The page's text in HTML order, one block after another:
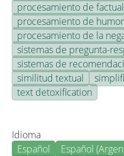
procesamiento de
procesamiento de humor
procesamiento de la
sistemas de pregunta-
sistemas de
similitud textual
text detoxification
Idioma
Español
Español